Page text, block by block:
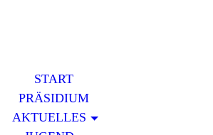
START
PRÄSIDIUM
AKTUELLES